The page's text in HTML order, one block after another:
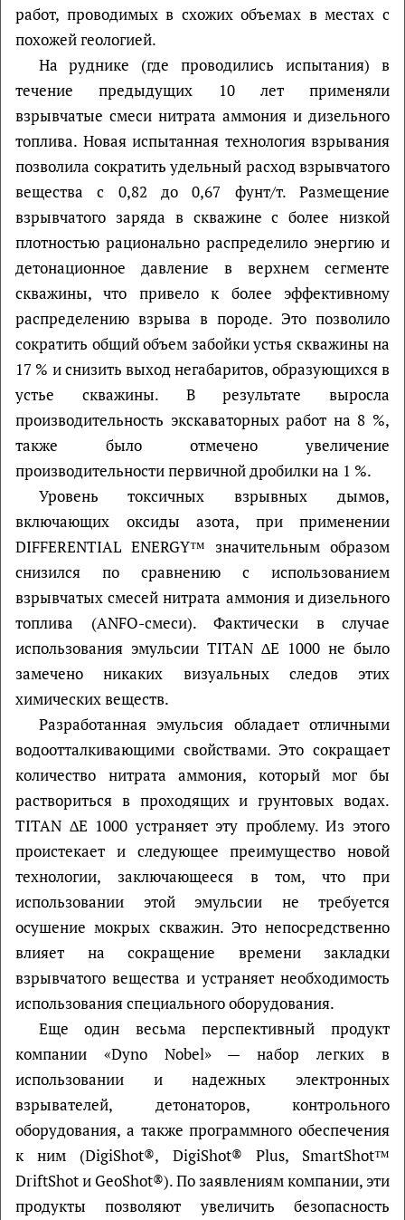
работ, проводимых в схожих объемах в местах с
похожей геологией.
На руднике (где проводились испытания) в
течение предыдущих 10 лет применяли
взрывчатые смеси нитрата аммония и дизельного
топлива. Новая испытанная технология взрывания
позволила сократить удельный расход взрывчатого
вещества с 0,82 до 0,67 фунт/т. Размещение
взрывчатого заряда в скважине с более низкой
плотностью рационально распределило энергию и
детонационное давление в верхнем сегменте
скважины, что привело к более эффективному
распределению взрыва в породе. Это позволило
сократить общий объем забойки устья скважины на
17 % и снизить выход негабаритов, образующихся в
устье скважины. В результате выросла
производительность экскаваторных работ на 8 %,
также было отмечено увеличение
производительности первичной дробилки на 1 %.
Уровень токсичных взрывных дымов,
включающих оксиды азота, при применении
DIFFERENTIAL ENERGY™ значительным образом
снизился по сравнению с использованием
взрывчатых смесей нитрата аммония и дизельного
топлива (ANFO-смеси). Фактически в случае
использования эмульсии TITAN ∆E 1000 не было
замечено никаких визуальных следов этих
химических веществ.
Разработанная эмульсия обладает отличными
водоотталкивающими свойствами. Это сокращает
количество нитрата аммония, который мог бы
раствориться в проходящих и грунтовых водах.
TITAN ∆E 1000 устраняет эту проблему. Из этого
проистекает и следующее преимущество новой
технологии, заключающееся в том, что при
использовании этой эмульсии не требуется
осушение мокрых скважин. Это непосредственно
влияет на сокращение времени закладки
взрывчатого вещества и устраняет необходимость
использования специального оборудования.
Еще один весьма перспективный продукт
компании «Dyno Nobel» — набор легких в
использовании и надежных электронных
взрывателей, детонаторов, контрольного
оборудования, а также программного обеспечения
к ним (DigiShot®, DigiShot® Plus, SmartShot™
DriftShot и GeoShot®). По заявлениям компании, эти
продукты позволяют увеличить безопасность